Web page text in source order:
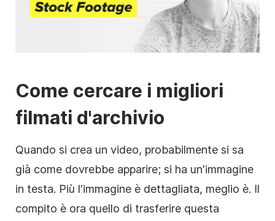
Come cercare i migliori
filmati d'archivio
Quando si crea un video, probabilmente si sa
già come dovrebbe apparire; si ha un'immagine
in testa. Più l'immagine è dettagliata, meglio è. Il
compito è ora quello di trasferire questa